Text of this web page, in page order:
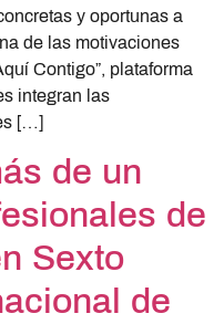
y oportunas a
de las motivaciones
Contigo”, plataforma
integran las
[…]
de un
de
Sexto
de